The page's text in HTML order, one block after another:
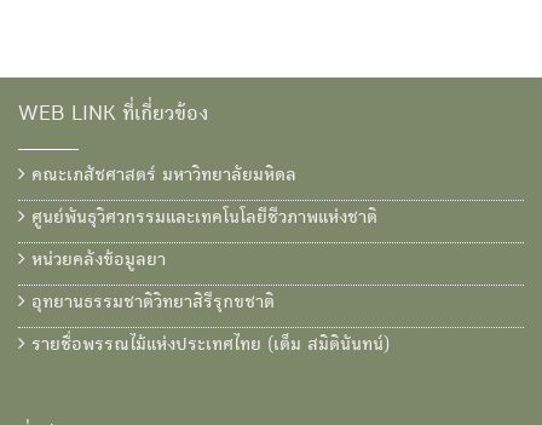
WEB LINK ที่เกี่ยวข้อง
คณะเภสัชศาสตร์ มหาวิทยาลัยมหิดล
ศูนย์พันธุวิศวกรรมและเทคโนโลยีชีวภาพแห่งชาติ
หน่วยคลังข้อมูลยา
อุทยานธรรมชาติวิทยาสิรีรุกขชาติ
รายชื่อพรรณไม้แห่งประเทศไทย (เต็ม สมิตินันทน์)